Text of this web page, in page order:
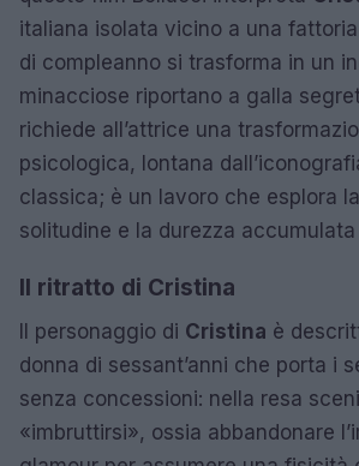
italiana isolata vicino a una
di compleanno si trasforma in un
minacciose riportano a galla
richiede all’attrice una
psicologica, lontana
classica; è un lavoro che esplora
solitudine e la durezza
Il ritratto di Cristina
Il personaggio di Cristina è
donna di sessant’anni che porta i
senza concessioni: nella resa
«imbruttirsi», ossia abbandonare